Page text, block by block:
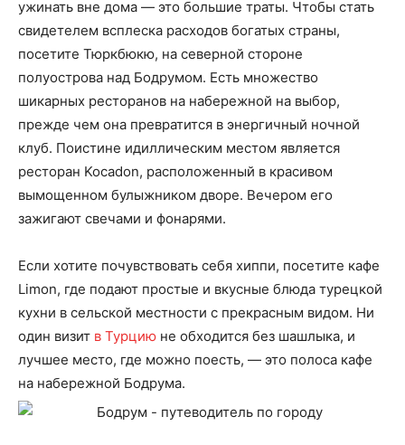
ужинать вне дома — это большие траты. Чтобы стать
свидетелем всплеска расходов богатых страны,
посетите Тюркбюкю, на северной стороне
полуострова над Бодрумом. Есть множество
шикарных ресторанов на набережной на выбор,
прежде чем она превратится в энергичный ночной
клуб. Поистине идиллическим местом является
ресторан Kocadon, расположенный в красивом
вымощенном булыжником дворе. Вечером его
зажигают свечами и фонарями.
Если хотите почувствовать себя хиппи, посетите кафе
Limon, где подают простые и вкусные блюда турецкой
кухни в сельской местности с прекрасным видом. Ни
один визит в Турцию не обходится без шашлыка, и
лучшее место, где можно поесть, — это полоса кафе
на набережной Бодрума.